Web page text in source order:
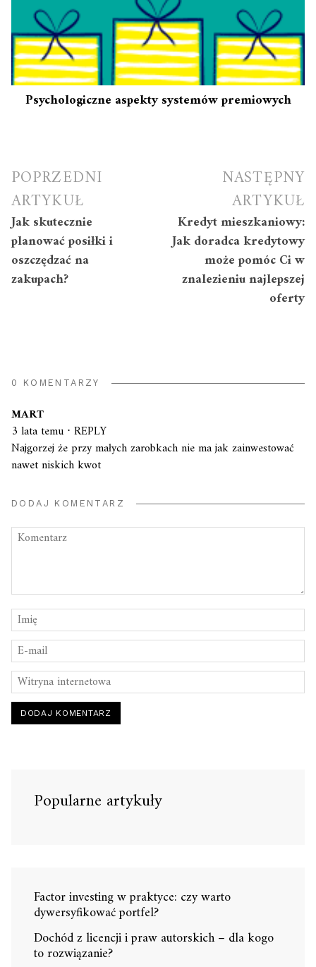
Psychologiczne aspekty systemów premiowych
Nawigacja
wpisu
POPRZEDNI
ARTYKUŁ
Jak skutecznie
planować posiłki i
oszczędzać na
zakupach?
NASTĘPNY
ARTYKUŁ
Kredyt mieszkaniowy:
Jak doradca kredytowy
może pomóc Ci w
znalezieniu najlepszej
oferty
0 KOMENTARZY
MART
3 lata temu ⋅ REPLY
Najgorzej że przy małych zarobkach nie ma jak zainwestować
nawet niskich kwot
DODAJ KOMENTARZ
Popularne artykuły
Factor investing w praktyce: czy warto
dywersyfikować portfel?
Dochód z licencji i praw autorskich – dla kogo
to rozwiązanie?